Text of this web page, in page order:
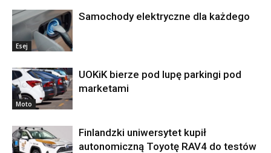
Esej
Samochody elektryczne dla każdego
Moto
UOKiK bierze pod lupę parkingi pod
marketami
Finlandzki uniwersytet kupił
autonomiczną Toyotę RAV4 do testów